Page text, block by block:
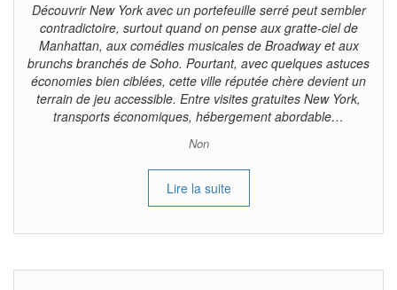
Découvrir New York avec un portefeuille serré peut sembler
contradictoire, surtout quand on pense aux gratte-ciel de
Manhattan, aux comédies musicales de Broadway et aux
brunchs branchés de Soho. Pourtant, avec quelques astuces
économies bien ciblées, cette ville réputée chère devient un
terrain de jeu accessible. Entre visites gratuites New York,
transports économiques, hébergement abordable…
Non
Lire la suite